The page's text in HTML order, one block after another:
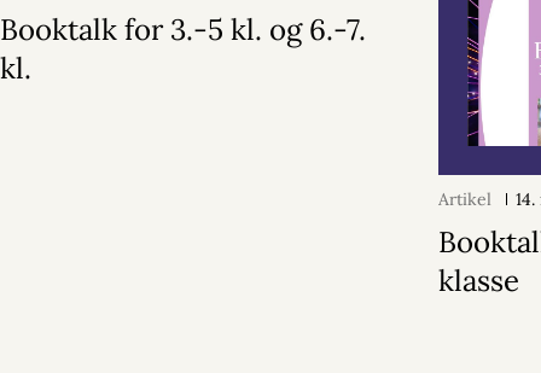
Booktalk for 3.-5 kl. og 6.-7.
kl.
Artikel
klasse